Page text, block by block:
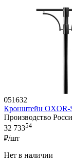
051632
Кронштейн OXOR-
Производство
32 73354
₽/шт
Нет в наличии